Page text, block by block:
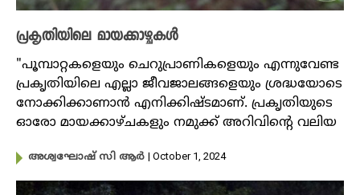
പ്രകൃതിയിലെ മായക്കാഴ്ചകൾ
"പൂമ്പാറ്റകളെയും ചെറുപ്രാണികളെയും എന്നുവേണ്ട
പ്രകൃതിയിലെ എല്ലാ ജീവജാലങ്ങളെയും ശ്രദ്ധയോടെ
നോക്കിക്കാണാൻ എനിക്കിഷ്ടമാണ്. പ്രകൃതിയുടെ
ഓരോ മായക്കാഴ്ചകളും നമുക്ക് അറിവിന്റെ വലിയ
അശ്വഘോഷ് സി ആർ | October 1, 2024